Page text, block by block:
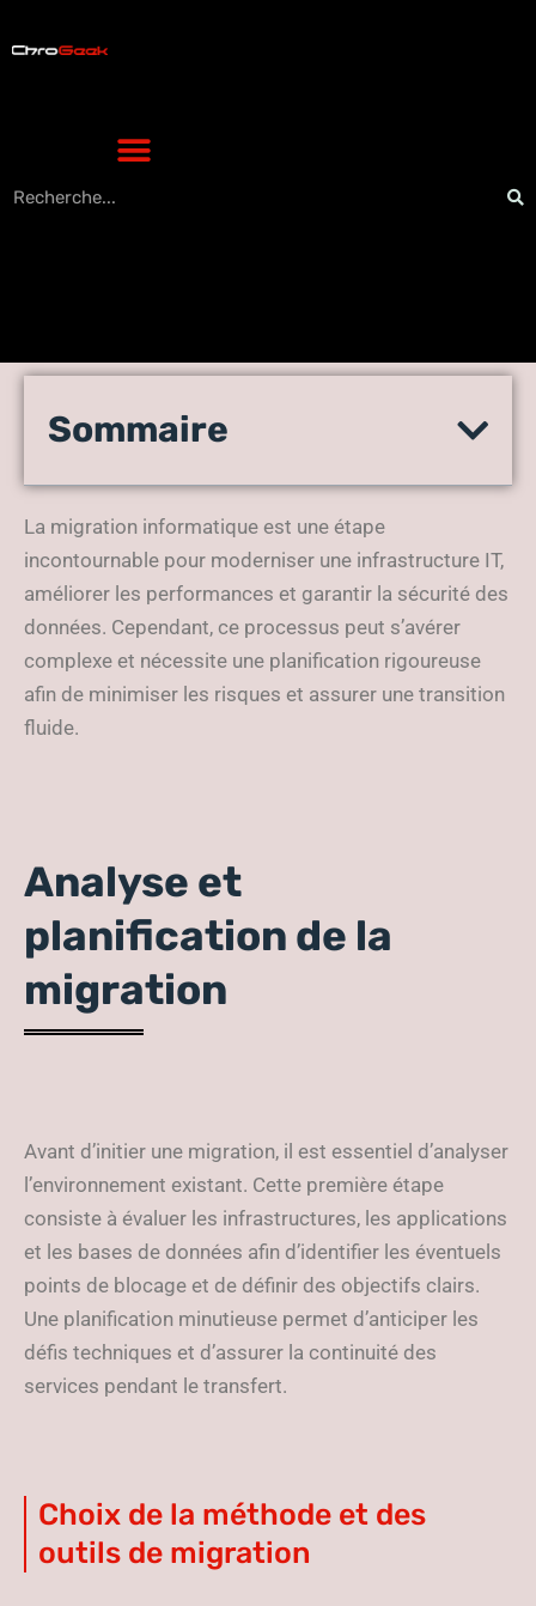
Quelles sont les étapes
informatique ?
Sommaire
La migration informatique est une étape
incontournable pour moderniser une infrastructure IT,
améliorer les performances et garantir la sécurité des
données. Cependant, ce processus peut s’avérer
complexe et nécessite une planification rigoureuse
afin de minimiser les risques et assurer une transition
fluide.
Analyse et
planification de la
migration
Avant d’initier une migration, il est essentiel d’analyser
l’environnement existant. Cette première étape
consiste à évaluer les infrastructures, les applications
et les bases de données afin d’identifier les éventuels
points de blocage et de définir des objectifs clairs.
Une planification minutieuse permet d’anticiper les
défis techniques et d’assurer la continuité des
services pendant le transfert.
Choix de la méthode et des
outils de migration